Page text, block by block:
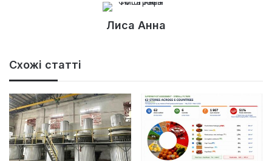
Лиса Анна
Схожі статті